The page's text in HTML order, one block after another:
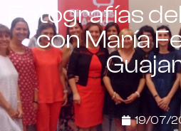
Fotografías
con María
19/07/